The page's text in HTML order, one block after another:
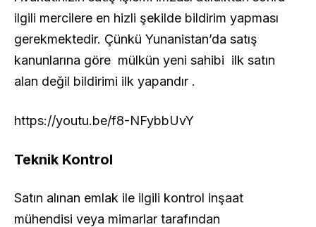
ilgili mercilere en hizli şekilde bildirim yapması
gerekmektedir. Çünkü Yunanistan’da satış
kanunlarına göre mülkün yeni sahibi ilk satın
alan değil bildirimi ilk yapandır .
https://youtu.be/f8-NFybbUvY
Teknik Kontrol
Satın alınan emlak ile ilgili kontrol inşaat
mühendisi veya mimarlar tarafından